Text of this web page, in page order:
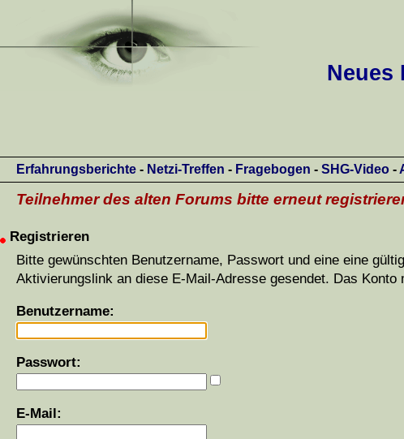
Neues
Erfahrungsberichte - Netzi-Treffen - Fragebogen - SHG-Video -
Teilnehmer des alten Forums bitte erneut
Registrieren
Bitte gewünschten Benutzername, Passwort und eine eine
Aktivierungslink an diese E-Mail-Adresse gesendet. Das
Benutzername:
Passwort:
E-Mail: